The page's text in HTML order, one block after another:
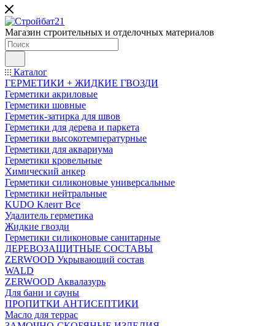
Магазин строительных и отделочных материалов
Каталог
ГЕРМЕТИКИ + ЖИДКИЕ ГВОЗДИ
Герметики акриловые
Герметики шовные
Герметик-затирка для швов
Герметики для дерева и паркета
Герметики высокотемпературные
Герметики для аквариума
Герметики кровельные
Химический анкер
Герметики силиконовые универсальные
Герметики нейтральные
KUDO Клеит Все
Удалитель герметика
Жидкие гвозди
Герметики силиконовые санитарные
ДЕРЕВОЗАЩИТНЫЕ СОСТАВЫ
ZERWOOD Укрывающий состав
WALD
ZERWOOD Аквалазурь
Для бани и сауны
ПРОПИТКИ АНТИСЕПТИКИ
Масло для террас